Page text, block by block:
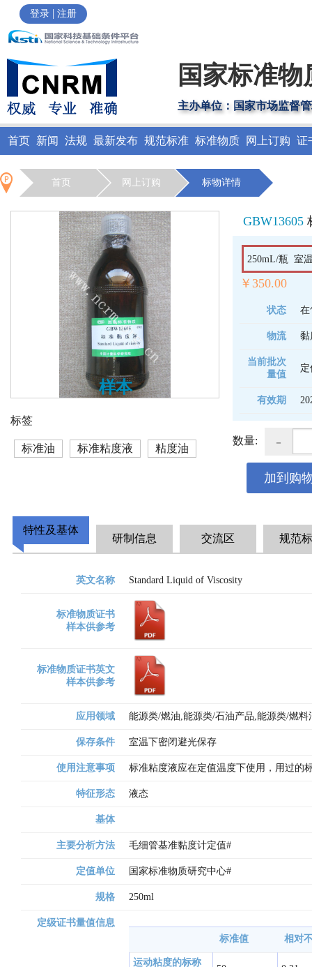
登录 | 注册
国家标准
主办单位：国家市场监督
首页 新闻 法规 最新发布 规范标准 标准物质 网上订购 证
首页 网上订购 标物详情
样本
标签
标准油 标准粘度液 粘度油
GBW13605
250mL/瓶 室
￥350.00
状态 在
物流 黏
当前批次
量值
定
有效期
数量: -
加到购
特性及基体
研制信息 交流区 规范
英文名称 Standard Liquid of Viscosity
标准物质证书
样本供参考
标准物质证书英文
样本供参考
应用领域 能源类/燃油,能源类/石油产品,能源类/燃
保存条件 室温下密闭避光保存
使用注意事项 标准粘度液应在定值温度下使用，用过的
特征形态 液态
基体
主要分析方法 毛细管基准黏度计定值#
定值单位 国家标准物质研究中心#
规格 250ml
定级证书量值信息
标准值
相对
运动粘度的标称